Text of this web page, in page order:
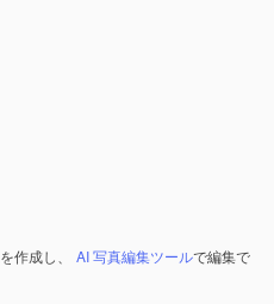
作成し、 AI 写真編集ツールで編集で